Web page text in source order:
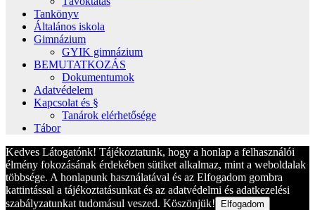
Tankönyv
Általános iskola
Gimnázium
GYIK gimnázium
BEMUTATKOZÁS
Dokumentumok
Adatvédelem
Kapcsolat és §
Tanárok elérhetősége
Tábor
Kedves Látogatónk! Tájékoztatunk, hogy a honlap a felhasználói
élmény fokozásának érdekében sütiket alkalmaz, mint a weboldalak
többsége. A honlapunk használatával és az Elfogadom gombra
kattintással a tájékoztatásunkat és az adatvédelmi és adatkezelési
szabályzatunkat tudomásul veszed. Köszönjük!
Elfogadom